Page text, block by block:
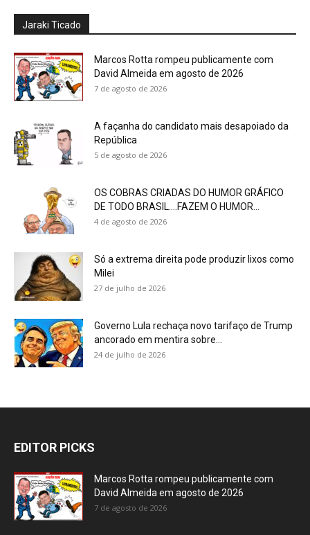
Jaraki Ticado
Marcos Rotta rompeu publicamente com
David Almeida em agosto de 2026
7 de agosto de 2026
A façanha do candidato mais desapoiado da
República
5 de agosto de 2026
OS COBRAS CRIADAS DO HUMOR GRÁFICO
DE TODO BRASIL….FAZEM O HUMOR...
4 de agosto de 2026
Só a extrema direita pode produzir lixos como
Milei
27 de julho de 2026
Governo Lula rechaça novo tarifaço de Trump
ancorado em mentira sobre...
24 de julho de 2026
EDITOR PICKS
Marcos Rotta rompeu publicamente com
David Almeida em agosto de 2026
7 de agosto de 2026